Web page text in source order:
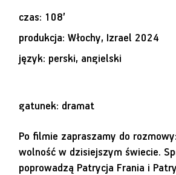
czas: 108’
produkcja: Włochy, Izrael 2024
język: perski, angielski
gatunek: dramat
Po filmie zapraszamy do
wolność w dzisiejszym świecie.
poprowadzą Patrycja Frania i